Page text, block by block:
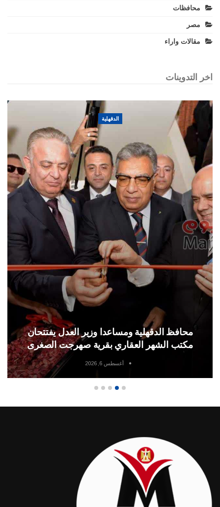
محافظات
مصر
مقالات واراء
اخر التدوينات
الدقهلية
وزير العدل يفتتحان
بقرية صهرجت الصغرى
الاهلي والزمالك
للدورى المصرى